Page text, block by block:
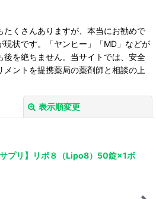
たくさんありますが、本当にお勧めで
現状です。「ヤンヒー」「MD」などが
後を絶ちません。当サイトでは、安全
ントを提携薬局の薬剤師と相談の上
表示順変更
サプリ】リポ８（Lipo8）50錠×1ボ